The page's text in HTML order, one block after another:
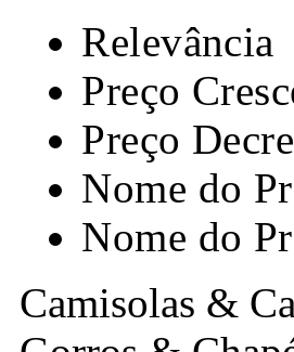
Relevância
Preço
Preço
Nome do
Nome do
Camisolas &